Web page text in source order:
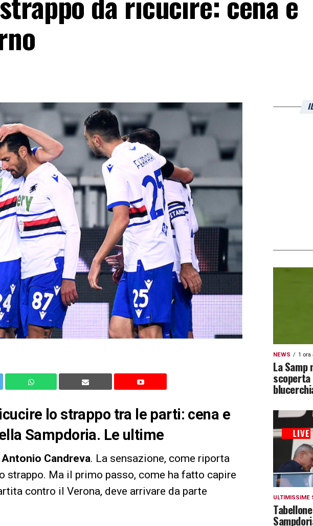
lo strappo tra le parti: cena e
Sampdoria. Le ultime
Antonio Candreva. La sensazione, come riporta
strappo. Ma il primo passo, come ha fatto capire
contro il Verona, deve arrivare da parte
NEWS 1 ora
La Samp
ULTIMISSIME